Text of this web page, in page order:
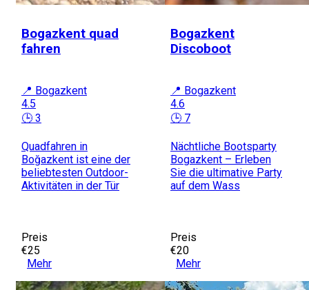
Bogazkent quad
fahren
📍 Bogazkent
4.5
🕒 3
Quadfahren in
Boğazkent ist eine der
beliebtesten Outdoor-
Aktivitäten in der Tür
Preis
€25
Mehr
Bogazkent
Discoboot
📍 Bogazkent
4.6
🕒 7
Nächtliche Bootsparty
Bogazkent – Erleben
Sie die ultimative Party
auf dem Wass
Preis
€20
Mehr